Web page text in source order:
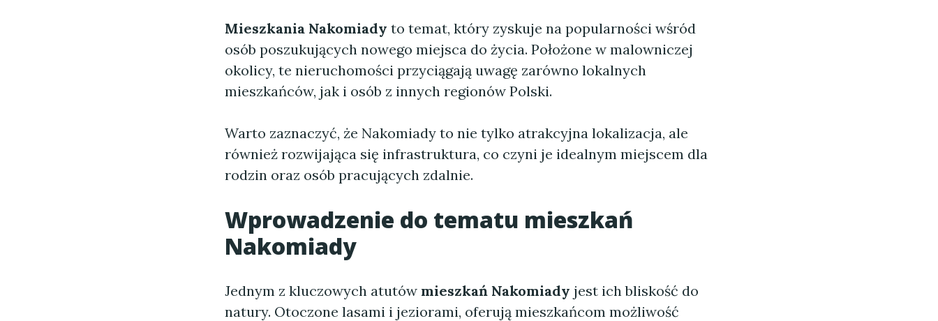
Mieszkania Nakomiady to temat, który zyskuje na popularności wśród
osób poszukujących nowego miejsca do życia. Położone w malowniczej
okolicy, te nieruchomości przyciągają uwagę zarówno lokalnych
mieszkańców, jak i osób z innych regionów Polski.
Warto zaznaczyć, że Nakomiady to nie tylko atrakcyjna lokalizacja, ale
również rozwijająca się infrastruktura, co czyni je idealnym miejscem dla
rodzin oraz osób pracujących zdalnie.
Wprowadzenie do tematu mieszkań
Nakomiady
Jednym z kluczowych atutów mieszkań Nakomiady jest ich bliskość do
natury. Otoczone lasami i jeziorami, oferują mieszkańcom możliwość